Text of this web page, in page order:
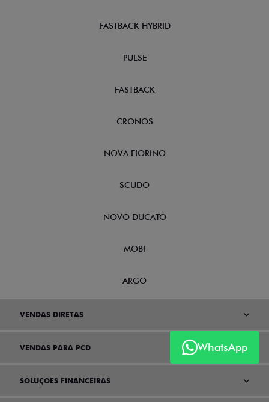
WhatsApp
FASTBACK HYBRID
PULSE
FASTBACK
CRONOS
NOVA FIORINO
SCUDO
NOVO DUCATO
MOBI
ARGO
VENDAS DIRETAS
VENDAS PARA PCD
SOLUÇÕES FINANCEIRAS